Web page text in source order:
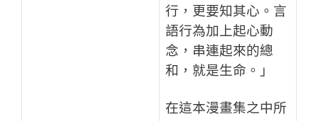
行，更要知其心。言
語行為加上起心動
念，串連起來的總
和，就是生命。」
在這本漫畫集之中所